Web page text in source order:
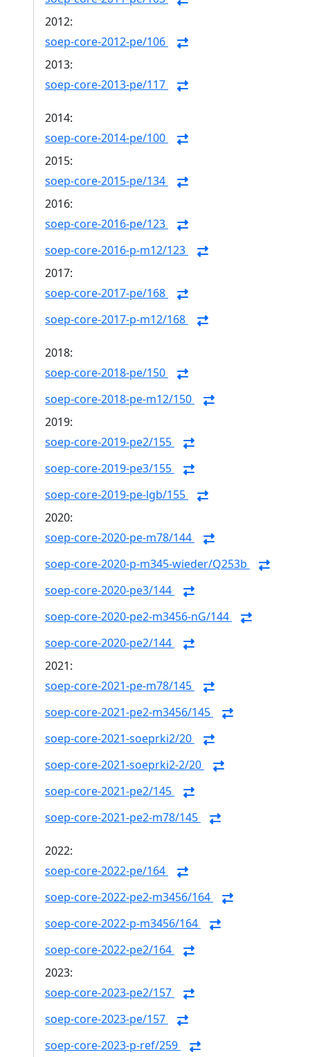
2012:
soep-core-2012-pe/106
2013:
soep-core-2013-pe/117
2014:
soep-core-2014-pe/100
2015:
soep-core-2015-pe/134
2016:
soep-core-2016-pe/123
soep-core-2016-p-m12/123
2017:
soep-core-2017-pe/168
soep-core-2017-p-m12/168
2018:
soep-core-2018-pe/150
soep-core-2018-pe-m12/150
2019:
soep-core-2019-pe2/155
soep-core-2019-pe3/155
soep-core-2019-pe-lgb/155
2020:
soep-core-2020-pe-m78/144
soep-core-2020-p-m345-wieder/Q253b
soep-core-2020-pe3/144
soep-core-2020-pe2-m3456-nG/144
soep-core-2020-pe2/144
2021:
soep-core-2021-pe-m78/145
soep-core-2021-pe2-m3456/145
soep-core-2021-soeprki2/20
soep-core-2021-soeprki2-2/20
soep-core-2021-pe2/145
soep-core-2021-pe2-m78/145
2022:
soep-core-2022-pe/164
soep-core-2022-pe2-m3456/164
soep-core-2022-p-m3456/164
soep-core-2022-pe2/164
2023:
soep-core-2023-pe2/157
soep-core-2023-pe/157
soep-core-2023-p-ref/259